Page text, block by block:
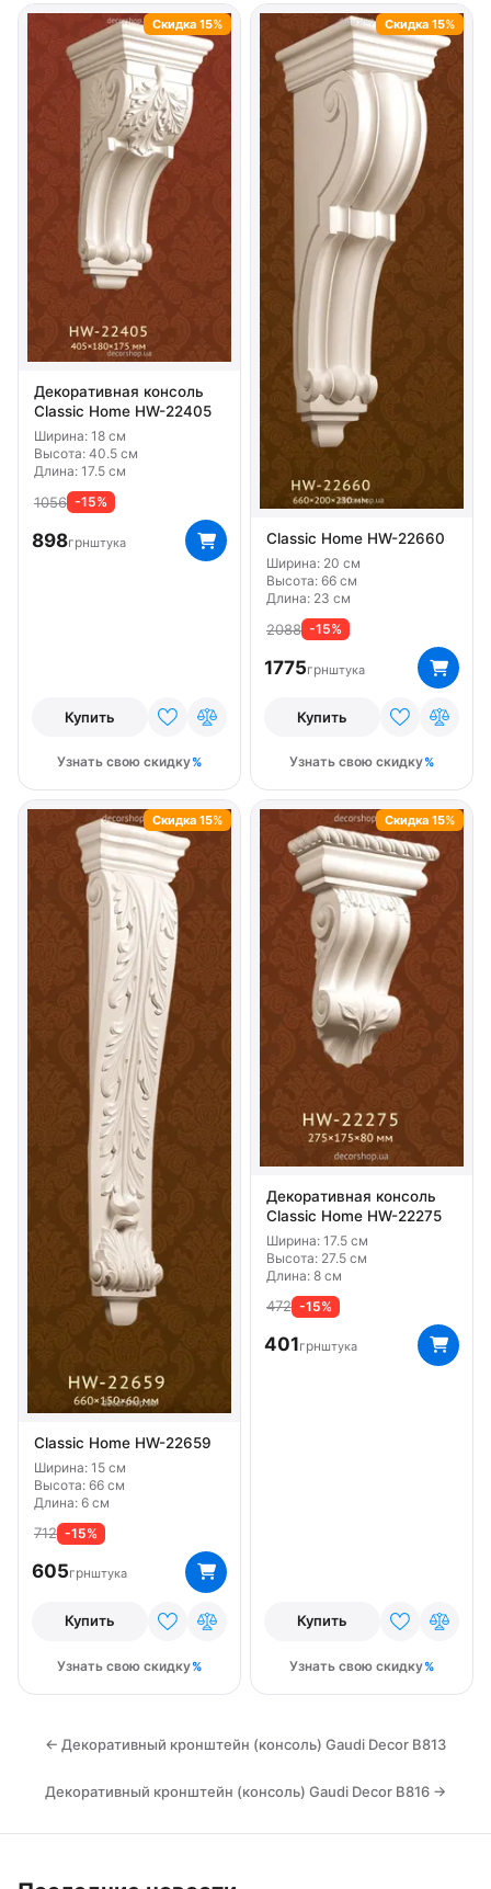
Декоративная консоль
Classic Home HW-22405
Ширина: 18 см
Высота: 40.5 см
Длина: 17.5 см
1056 -15%
898грнштука
Купить
Узнать свою скидку
Скидка 15%
Classic Home HW-22660
Ширина: 20 см
Высота: 66 см
Длина: 23 см
2088 -15%
1775грнштука
Купить
Узнать свою скидку
Скидка 15%
Classic Home HW-22659
Ширина: 15 см
Высота: 66 см
Длина: 6 см
712 -15%
605грнштука
Купить
Узнать свою скидку
Скидка 15%
Декоративная консоль
Classic Home HW-22275
Ширина: 17.5 см
Высота: 27.5 см
Длина: 8 см
472 -15%
401грнштука
Купить
Узнать свою скидку
Скидка 15%
← Декоративный кронштейн (консоль) Gaudi Decor B813
Декоративный кронштейн (консоль) Gaudi Decor B816 →